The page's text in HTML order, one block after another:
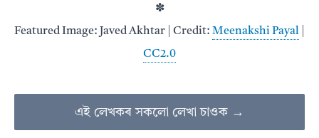
✽
Featured Image: Javed Akhtar | Credit: Meenakshi Payal
CC2.0
এই লেখকৰ সকলো লেখা চাওক →